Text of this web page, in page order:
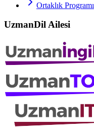
Ortaklık Programı
UzmanDil Ailesi